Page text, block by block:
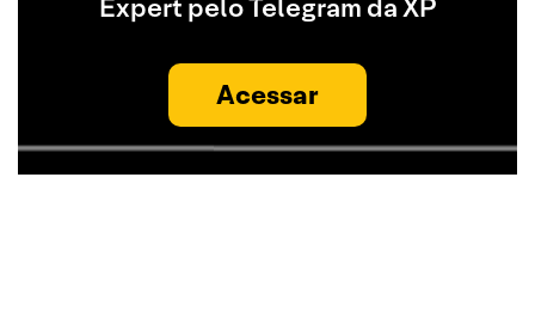
Expert pelo Telegram da XP
Acessar